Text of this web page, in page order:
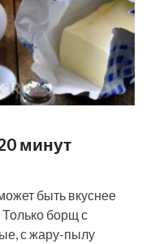
минут
быть вкуснее
борщ с
с жару-пылу